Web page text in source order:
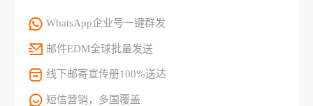
WhatsApp企业号一键群发
邮件EDM全球批量发送
线下邮寄宣传册100%送达
短信营销，多国覆盖